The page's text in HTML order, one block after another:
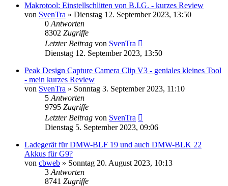
Makrotool: Einstellschlitten von B.I.G. - kurzes Review
von SvenTra » Dienstag 12. September 2023, 13:50
0 Antworten
8302 Zugriffe
Letzter Beitrag von SvenTra
Dienstag 12. September 2023, 13:50
Peak Design Capture Camera Clip V3 - geniales kleines Tool
- mein kurzes Review
von SvenTra » Sonntag 3. September 2023, 11:10
5 Antworten
9795 Zugriffe
Letzter Beitrag von SvenTra
Dienstag 5. September 2023, 09:06
Ladegerät für DMW-BLF 19 und auch DMW-BLK 22
Akkus für G9?
von cbweb » Sonntag 20. August 2023, 10:13
3 Antworten
8741 Zugriffe